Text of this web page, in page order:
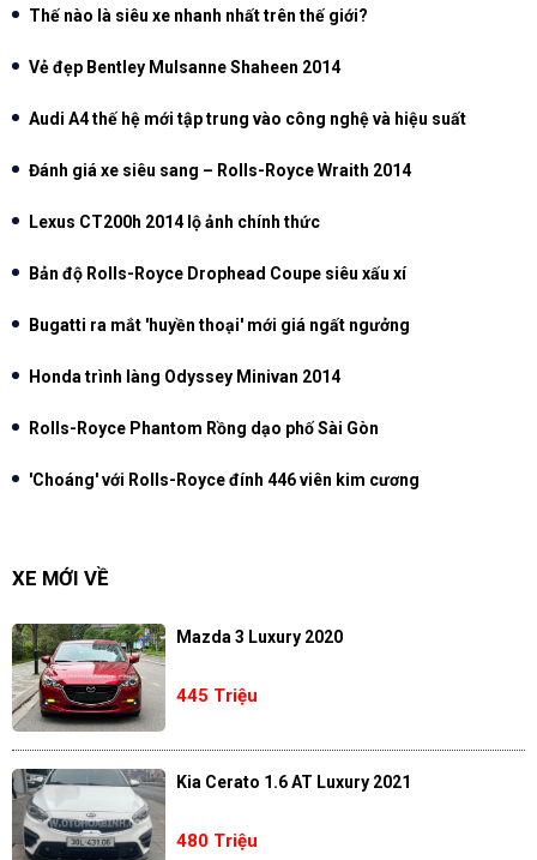
Thế nào là siêu xe nhanh nhất trên thế giới?
Vẻ đẹp Bentley Mulsanne Shaheen 2014
Audi A4 thế hệ mới tập trung vào công nghệ và hiệu suất
Đánh giá xe siêu sang – Rolls-Royce Wraith 2014
Lexus CT200h 2014 lộ ảnh chính thức
Bản độ Rolls-Royce Drophead Coupe siêu xấu xí
Bugatti ra mắt 'huyền thoại' mới giá ngất ngưởng
Honda trình làng Odyssey Minivan 2014
Rolls-Royce Phantom Rồng dạo phố Sài Gòn
'Choáng' với Rolls-Royce đính 446 viên kim cương
XE MỚI VỀ
Mazda 3 Luxury 2020
445 Triệu
Kia Cerato 1.6 AT Luxury 2021
480 Triệu